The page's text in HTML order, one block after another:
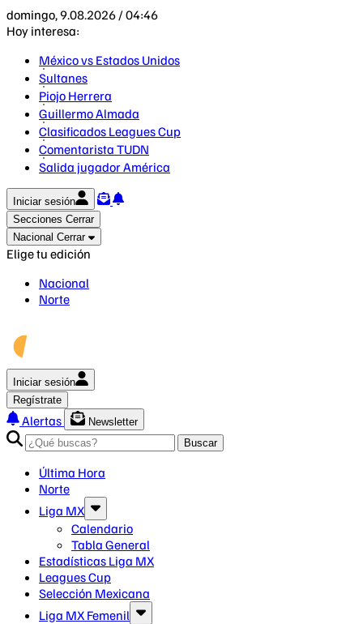
domingo, 9.08.2026 / 04:46
Hoy interesa:
México vs Estados Unidos
Sultanes
Piojo Herrera
Guillermo Almada
Clasificados Leagues Cup
Comentarista TUDN
Salida jugador América
Iniciar sesión
Secciones Cerrar
Nacional Cerrar
Elige tu edición
Nacional
Norte
Iniciar sesión
Regístrate
Alertas
Newsletter
Buscar
Última Hora
Norte
Liga MX
Calendario
Tabla General
Estadísticas Liga MX
Leagues Cup
Selección Mexicana
Liga MX Femenil